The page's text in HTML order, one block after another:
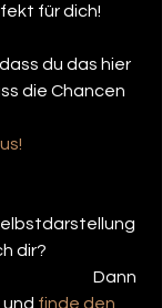
für dich!
du das hier
die Chancen
dir?
finde den